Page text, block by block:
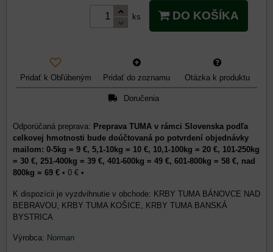
ks DO KOŠÍKA
Pridať k Obľúbeným Pridať do zoznamu Otázka k produktu
Doručenia
Preprava TUMA v rámci Slovenska podľa
celkovej hmotnosti bude doúčtovaná po potvrdení objednávky
mailom: 0-5kg = 9 €, 5,1-10kg = 10 €, 10,1-100kg = 20 €, 101-250kg
= 30 €, 251-400kg = 39 €, 401-600kg = 49 €, 601-800kg = 58 €, nad
800kg = 69 € • 0 € •
KRBY TUMA BÁNOVCE NAD
BEBRAVOU, KRBY TUMA KOŠICE, KRBY TUMA BANSKÁ
BYSTRICA
Výrobca: Norman